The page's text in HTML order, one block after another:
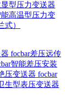
显型压力变送器
能高温型压力变
式）
focbar差压远传
智能差压安装
压变送器 focbar
生型表压变送器